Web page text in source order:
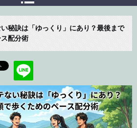
い秘訣は「ゆっくり」にあり？最後まで
配分術